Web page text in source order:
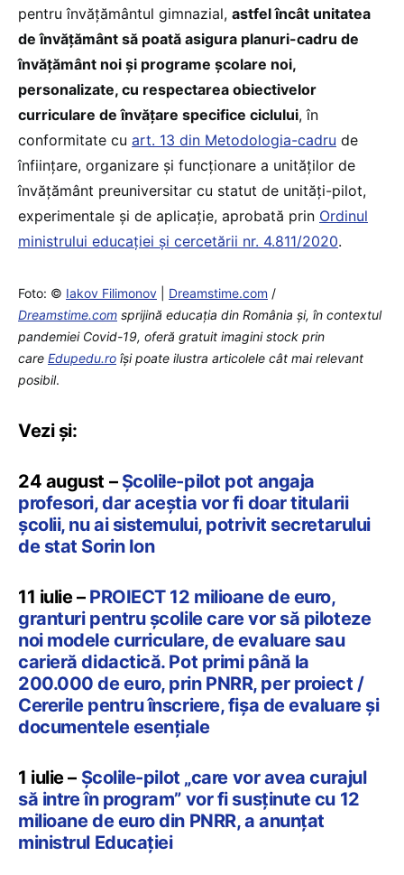
pentru învățământul gimnazial, astfel încât unitatea
de învățământ să poată asigura planuri-cadru de
învățământ noi și programe școlare noi,
personalizate, cu respectarea obiectivelor
curriculare de învățare specifice ciclului, în
conformitate cu art. 13 din Metodologia-cadru de
înființare, organizare și funcționare a unităților de
învățământ preuniversitar cu statut de unități-pilot,
experimentale și de aplicație, aprobată prin Ordinul
ministrului educației și cercetării nr. 4.811/2020.
Foto: © Iakov Filimonov Dreamstime.com /
Dreamstime.com sprijină educaţia din România şi, în contextul
pandemiei Covid-19, oferă gratuit imagini stock prin
care Edupedu.ro îşi poate ilustra articolele cât mai relevant
posibil.
Vezi și:
24 august – Școlile-pilot pot angaja
profesori, dar aceștia vor fi doar titularii
școlii, nu ai sistemului, potrivit secretarului
de stat Sorin Ion
11 iulie – PROIECT 12 milioane de euro,
granturi pentru școlile care vor să piloteze
noi modele curriculare, de evaluare sau
carieră didactică. Pot primi până la
200.000 de euro, prin PNRR, per proiect /
Cererile pentru înscriere, fișa de evaluare și
documentele esențiale
1 iulie – Școlile-pilot „care vor avea curajul
să intre în program” vor fi susținute cu 12
milioane de euro din PNRR, a anunțat
ministrul Educației